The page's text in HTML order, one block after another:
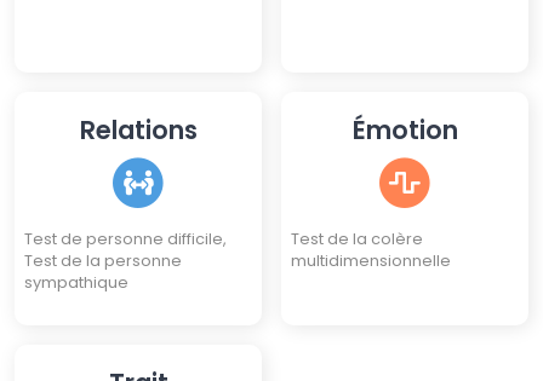
Relations
Test de personne difficile,
Test de la personne
sympathique
Émotion
Test de la colère
multidimensionnelle